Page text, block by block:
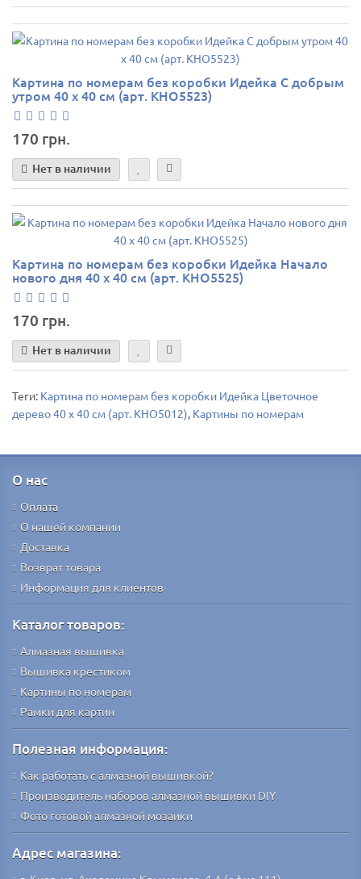
Картина по номерам без коробки Идейка С добрым
утром 40 х 40 см (арт. KHO5523)
170 грн.
Нет в наличии
Картина по номерам без коробки Идейка Начало
нового дня 40 х 40 см (арт. KHO5525)
170 грн.
Нет в наличии
Теги: Картина по номерам без коробки Идейка Цветочное
дерево 40 х 40 см (арт. KHO5012), Картины по номерам
О нас
Оплата
О нашей компании
Доставка
Возврат товара
Информация для клиентов
Каталог товаров:
Алмазная вышивка
Вышивка крестиком
Картины по номерам
Рамки для картин
Полезная информация:
Как работать с алмазной вышивкой?
Производитель наборов алмазной вышивки DIY
Фото готовой алмазной мозаики
Адрес магазина: